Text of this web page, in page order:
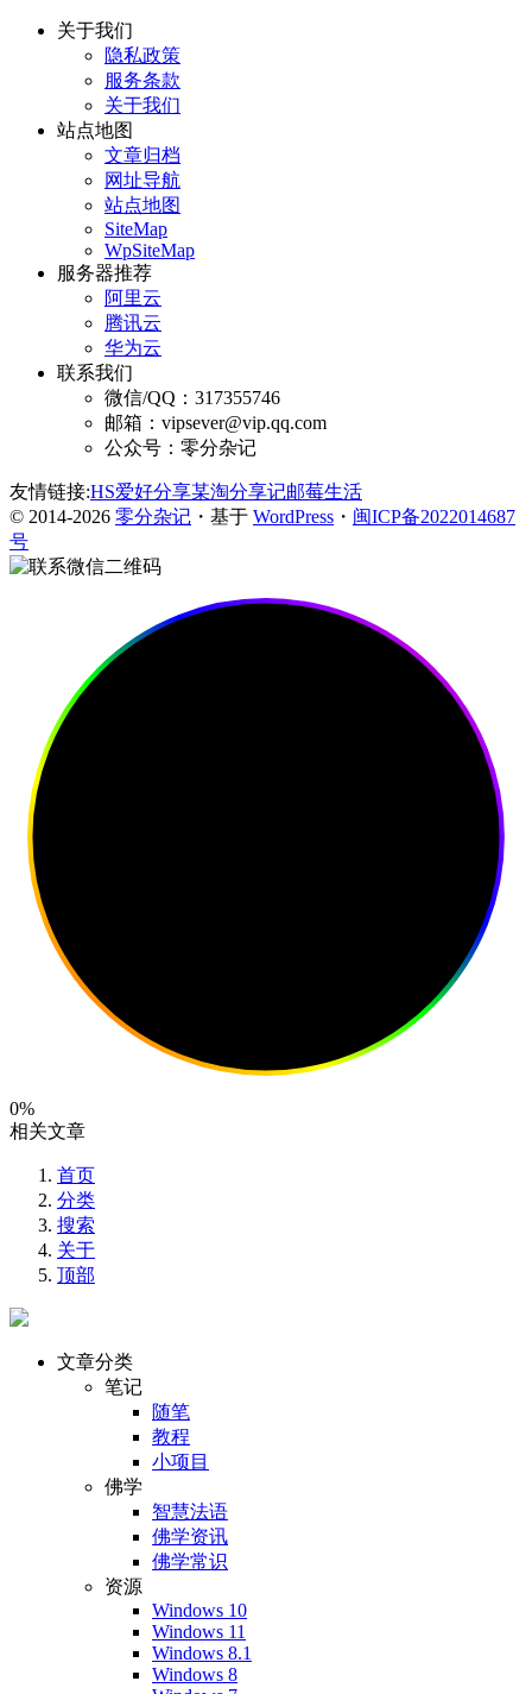
关于我们
隐私政策
服务条款
关于我们
站点地图
文章归档
网址导航
站点地图
SiteMap
WpSiteMap
服务器推荐
阿里云
腾讯云
华为云
联系我们
微信/QQ：317355746
邮箱：vipsever@vip.qq.com
公众号：零分杂记
友情链接:HS爱好分享某淘分享记邮莓生活
© 2014-2026 零分杂记 ・基于 WordPress ・ 闽ICP备2022014687
号
0%
相关文章
首页
分类
搜索
关于
顶部
文章分类
笔记
随笔
教程
小项目
佛学
智慧法语
佛学资讯
佛学常识
资源
Windows 10
Windows 11
Windows 8.1
Windows 8